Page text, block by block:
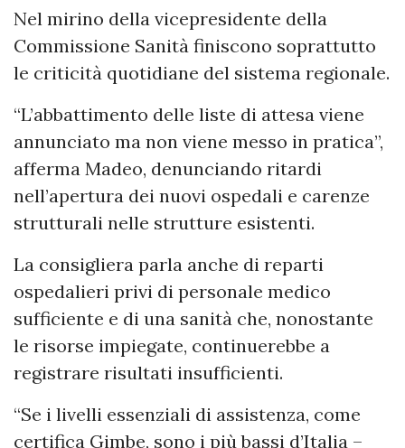
Nel mirino della vicepresidente della
Commissione Sanità finiscono soprattutto
le criticità quotidiane del sistema regionale.
“L’abbattimento delle liste di attesa viene
annunciato ma non viene messo in pratica”,
afferma Madeo, denunciando ritardi
nell’apertura dei nuovi ospedali e carenze
strutturali nelle strutture esistenti.
La consigliera parla anche di reparti
ospedalieri privi di personale medico
sufficiente e di una sanità che, nonostante
le risorse impiegate, continuerebbe a
registrare risultati insufficienti.
“Se i livelli essenziali di assistenza, come
certifica Gimbe, sono i più bassi d’Italia –